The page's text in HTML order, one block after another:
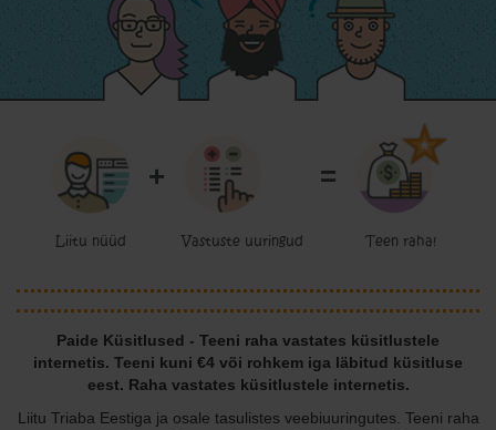
Liitu nüüd
+
Vastuste uuringud
=
Teen raha!
Paide Küsitlused - Teeni raha vastates küsitlustele
internetis. Teeni kuni €4 või rohkem iga läbitud küsitluse
eest. Raha vastates küsitlustele internetis.
Liitu Triaba Eestiga ja osale tasulistes veebiuuringutes. Teeni raha